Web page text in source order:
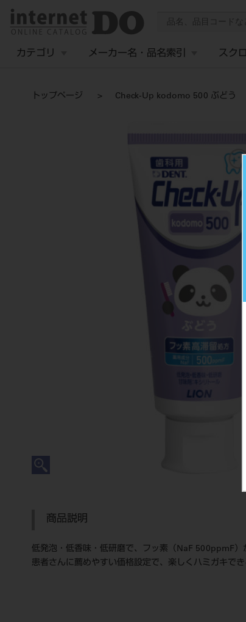
カテゴリ メーカー名・品名索引 スク
トップページ Check-Up kodomo 500 ぶどう
商品説明
低発泡・低香味・低研磨で、フッ素（NaF 500ppmF）
患者さんに薦めやすい価格設定で、楽しくハミガキで